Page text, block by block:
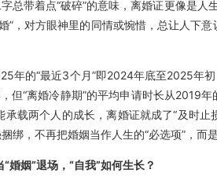
字总带着点“破碎”的意味，离婚证更像是
”，对方眼神里的同情或惋惜，总让人下
年的“最近3个月”即2024年底至2025年
但“离婚冷静期”的平均申请时长从2019
承载两个人的成长，离婚证就成了“及时
绑，不再把婚姻当作人生的“必选项”，
婚姻”退场，“自我”如何生长？